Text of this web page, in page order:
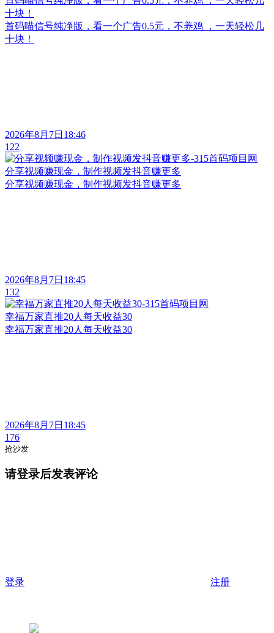
十块！
首码喵信号纯净版，看一个广告0.5元，不养鸡 ，一天轻松几
十块！
2026年8月7日18:46
122
分享视频赚现金，制作视频发抖音赚更多
分享视频赚现金，制作视频发抖音赚更多
2026年8月7日18:45
132
幸福万家直推20人每天收益30
幸福万家直推20人每天收益30
2026年8月7日18:45
176
抢沙发
请登录后发表评论
登录 注册